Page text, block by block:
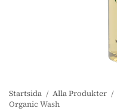
Startsida / Alla Produkter /
Organic Wash